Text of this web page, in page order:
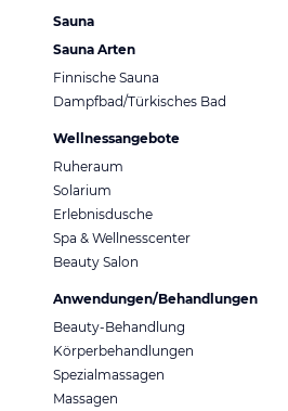
Sauna
Sauna Arten
Finnische Sauna
Dampfbad/Türkisches Bad
Wellnessangebote
Ruheraum
Solarium
Erlebnisdusche
Spa & Wellnesscenter
Beauty Salon
Anwendungen/Behandlungen
Beauty-Behandlung
Körperbehandlungen
Spezialmassagen
Massagen